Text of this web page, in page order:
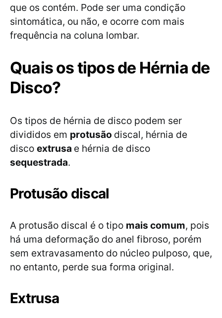
que os contém. Pode ser uma condição
sintomática, ou não, e ocorre com mais
frequência na coluna lombar.
Quais os tipos de Hérnia de
Disco?
Os tipos de hérnia de disco podem ser
divididos em protusão discal, hérnia de
disco extrusa e hérnia de disco
sequestrada.
Protusão discal
A protusão discal é o tipo mais comum, pois
há uma deformação do anel fibroso, porém
sem extravasamento do núcleo pulposo, que,
no entanto, perde sua forma original.
Extrusa